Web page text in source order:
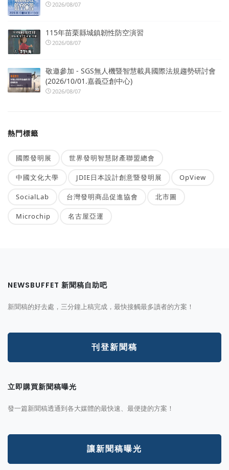
2026/08/07
115年苗栗縣城鎮韌性防空演習
2026/08/07
敬邀參加 - SGS無人機暨智慧載具國際法規趨勢研討會
(2026/10/01.嘉義亞創中心)
2026/08/07
熱門標籤
國際發明展 世界發明智慧財產聯盟總會
中國文化大學 JDIE日本設計創意暨發明展 OpView
SocialLab 台灣發明商品促進協會 北市圖
Microchip 名古屋亞運
NEWSBUFFET 新聞稿自助吧
新聞稿的好去處，三分鐘上稿完成，最快接觸最多讀者的方案！
刊登新聞稿
立即購買新聞稿曝光
發一篇新聞稿透通到各大媒體的最快速、最便捷的方案！
讓新聞稿曝光